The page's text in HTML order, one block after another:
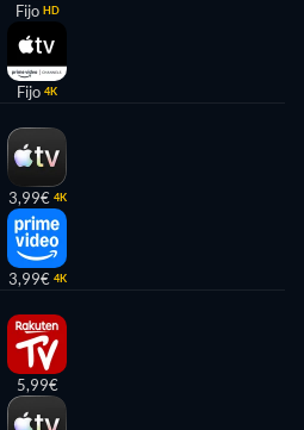
Fijo HD
Fijo 4K
3,99€ 4K
3,99€ 4K
5,99€